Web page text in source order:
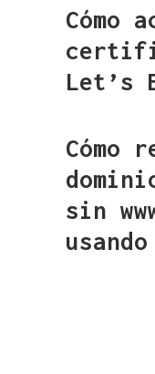
Cómo
Let’s
sin